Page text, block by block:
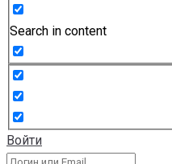
Search in content
Войти